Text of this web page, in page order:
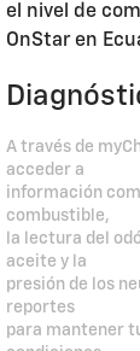
A través de
acceder a
información
combustible,
la lectura del
aceite y la
presión de los
reportes
para mantener